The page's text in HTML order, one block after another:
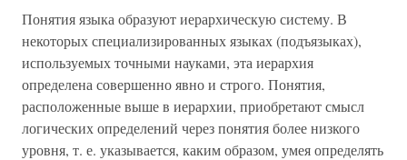
Понятия языка образуют иерархическую систему. В
некоторых специализированных языках (подъязыках),
используемых точными науками, эта иерархия
определена совершенно явно и строго. Понятия,
расположенные выше в иерархии, приобретают смысл
логических определений через понятия более низкого
уровня, т. е. указывается, каким образом, умея определять